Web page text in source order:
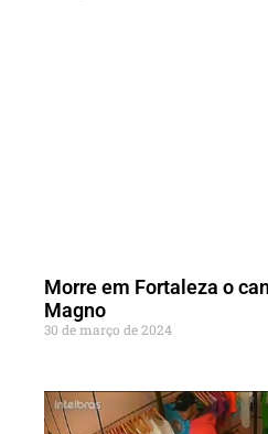
Morre em Fortaleza o
Magno
30 de março de 2024